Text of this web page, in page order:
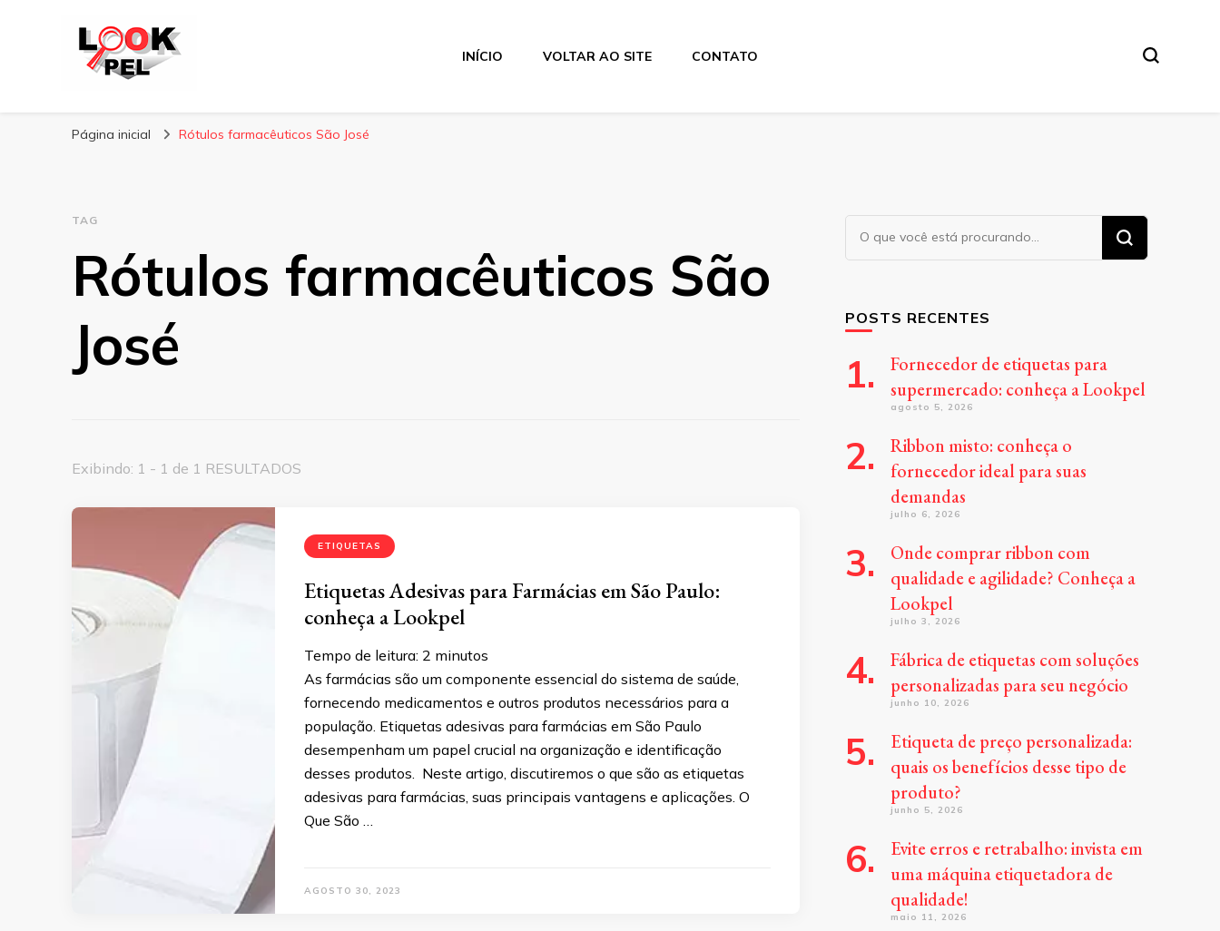
Lookpel
INÍCIO VOLTAR AO SITE CONTATO
Página inicial Rótulos farmacêuticos São José
TAG
Rótulos farmacêuticos São
José
Exibindo: 1 - 1 de 1 RESULTADOS
ETIQUETAS
Etiquetas Adesivas para Farmácias em São Paulo:
conheça a Lookpel
Tempo de leitura: 2 minutos
As farmácias são um componente essencial do sistema de saúde,
fornecendo medicamentos e outros produtos necessários para a
população. Etiquetas adesivas para farmácias em São Paulo
desempenham um papel crucial na organização e identificação
desses produtos. Neste artigo, discutiremos o que são as etiquetas
adesivas para farmácias, suas principais vantagens e aplicações. O
Que São …
AGOSTO 30, 2023
Procurando
algo?
POSTS RECENTES
Fornecedor de etiquetas para
supermercado: conheça a Lookpel
agosto 5, 2026
Ribbon misto: conheça o
fornecedor ideal para suas
demandas
julho 6, 2026
Onde comprar ribbon com
qualidade e agilidade? Conheça a
Lookpel
julho 3, 2026
Fábrica de etiquetas com soluções
personalizadas para seu negócio
junho 10, 2026
Etiqueta de preço personalizada:
quais os benefícios desse tipo de
produto?
junho 5, 2026
Evite erros e retrabalho: invista em
uma máquina etiquetadora de
qualidade!
maio 11, 2026